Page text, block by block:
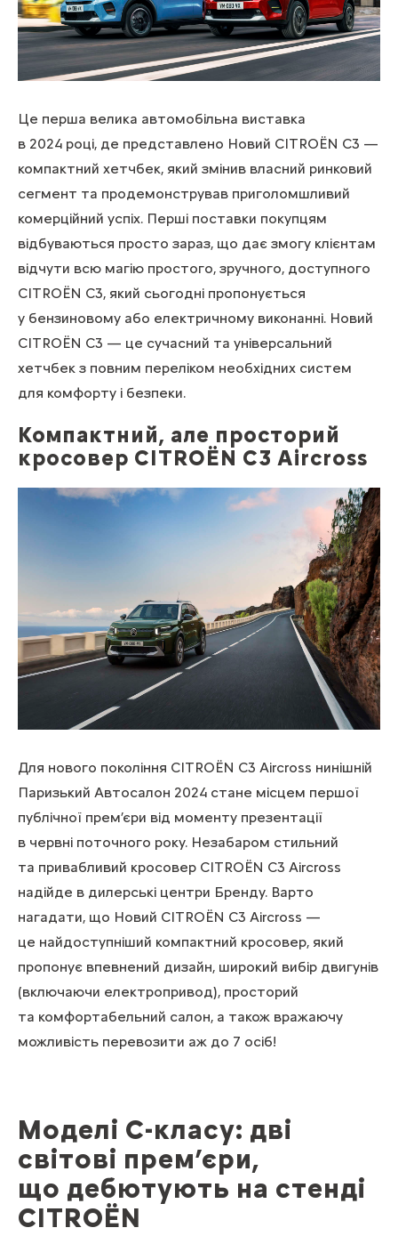
Це перша велика автомобільна виставка
в 2024 році, де представлено Новий CITROЁN С3 —
компактний хетчбек, який змінив власний ринковий
сегмент та продемонстрував приголомшливий
комерційний успіх. Перші поставки покупцям
відбуваються просто зараз, що дає змогу клієнтам
відчути всю магію простого, зручного, доступного
CITROЁN С3, який сьогодні пропонується
у бензиновому або електричному виконанні. Новий
CITROЁN С3 — це сучасний та універсальний
хетчбек з повним переліком необхідних систем
для комфорту і безпеки.
Компактний, але просторий
кросовер CITROЁN С3 Aircross
Для нового покоління CITROЁN С3 Aircross нинішній
Паризький Автосалон 2024 стане місцем першої
публічної прем’єри від моменту презентації
в червні поточного року. Незабаром стильний
та привабливий кросовер CITROЁN С3 Aircross
надійде в дилерські центри Бренду. Варто
нагадати, що Новий CITROЁN С3 Aircross —
це найдоступніший компактний кросовер, який
пропонує впевнений дизайн, широкий вибір двигунів
(включаючи електропривод), просторий
та комфортабельний салон, а також вражаючу
можливість перевозити аж до 7 осіб!
Моделі С-класу: дві
світові прем’єри,
що дебютують на стенді
CITROЁN